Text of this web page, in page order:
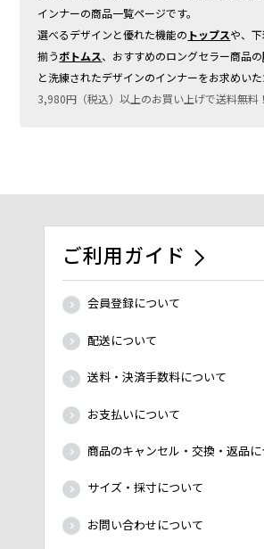
インナーの商品一覧ページです。
選べるデザインと優れた機能の トップスや、
揃うボトムス、おすすめのロングセラー商品の
と洗練されたデザインのインナーをお求めいた
3,980円（税込）以上のお買い上げで送料無料！
ご利用ガイド
会員登録について
配送について
送料・決済手数料について
お支払いについて
商品のキャンセル・交換・返品
サイズ・採寸について
お問い合わせについて